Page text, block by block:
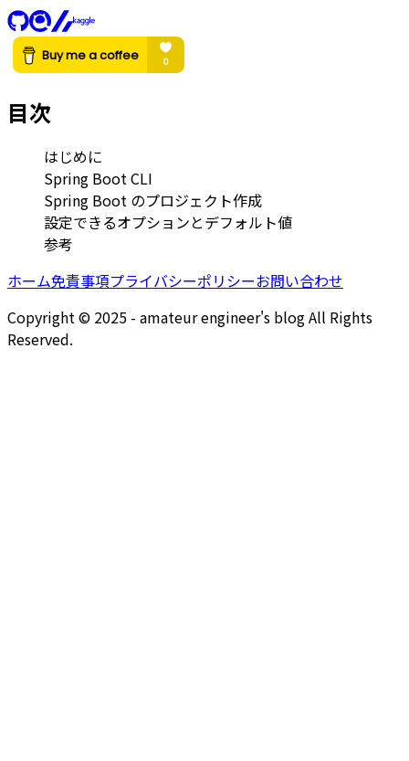
目次
はじめに
Spring Boot CLI
Spring Boot のプロジェクト作成
設定できるオプションとデフォルト値
参考
ホーム免責事項プライバシーポリシーお問い合わせ
Copyright © 2025 - amateur engineer's blog All Rights
Reserved.